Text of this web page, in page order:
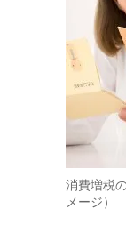
消費増税
メージ）